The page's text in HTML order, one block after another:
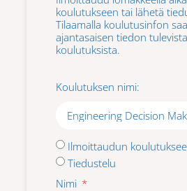
koulutukseen tai lähetä
Tilaamalla koulutusinfon
ajantasaisen tiedon tulevista
koulutuksista.
Koulutuksen nimi:
Ilmoittaudun
Tiedustelu
Nimi